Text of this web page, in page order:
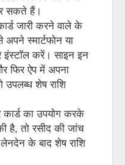
सकते हैं।
जारी करने वाले के
अपने स्मार्टफोन या
करें। साइन इन
फिर ऐप में अपना
उपलब्ध शेष राशि
का उपयोग करके
है, तो रसीद की जांच
के बाद शेष राशि